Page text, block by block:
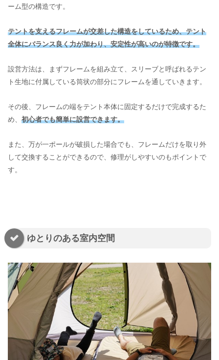
ーム型の構造です。
テントを支えるフレームが交差した構造をしているため、テント
全体にバランス良く力が加わり、安定性が高いのが特徴です。
設営方法は、まずフレームを組み立て、スリーブと呼ばれるテン
ト生地に付属している筒状の部分にフレームを通していきます。
その後、フレームの端をテント本体に固定するだけで完成するた
め、 初心者でも簡単に設営できます。
また、万が一ポールが破損した場合でも、フレームだけを取り外
して交換することができるので、修理がしやすいのもポイントで
す。
ゆとりのある室内空間